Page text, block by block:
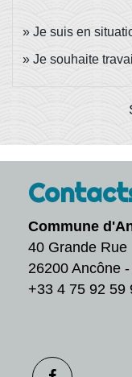
Je suis en
Je souhaite
Commune
40 Grande Rue
26200 Ancône
+33 4 75 92 59